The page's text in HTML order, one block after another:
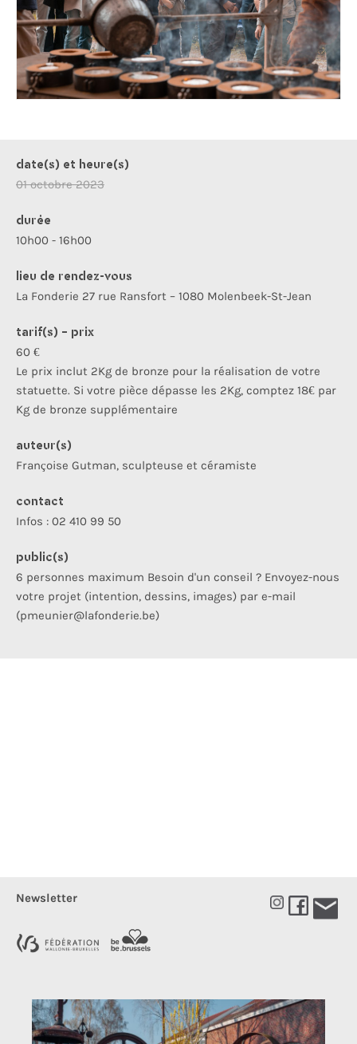
date(s) et heure(s)
01 octobre 2023
durée
10h00 - 16h00
lieu de rendez-vous
La Fonderie 27 rue Ransfort – 1080 Molenbeek-St-Jean
tarif(s) - prix
60 €
Le prix inclut 2Kg de bronze pour la réalisation de votre
statuette. Si votre pièce dépasse les 2Kg, comptez 18€ par
Kg de bronze supplémentaire
auteur(s)
Françoise Gutman, sculpteuse et céramiste
contact
Infos : 02 410 99 50
public(s)
6 personnes maximum Besoin d'un conseil ? Envoyez-nous
votre projet (intention, dessins, images) par e-mail
(pmeunier@lafonderie.be)
Newsletter